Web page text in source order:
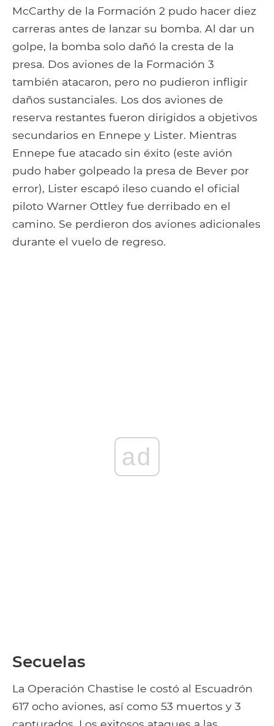
McCarthy de la Formación 2 pudo hacer diez
carreras antes de lanzar su bomba. Al dar un
golpe, la bomba solo dañó la cresta de la
presa. Dos aviones de la Formación 3
también atacaron, pero no pudieron infligir
daños sustanciales. Los dos aviones de
reserva restantes fueron dirigidos a objetivos
secundarios en Ennepe y Lister. Mientras
Ennepe fue atacado sin éxito (este avión
pudo haber golpeado la presa de Bever por
error), Lister escapó ileso cuando el oficial
piloto Warner Ottley fue derribado en el
camino. Se perdieron dos aviones adicionales
durante el vuelo de regreso.
ad
Secuelas
La Operación Chastise le costó al Escuadrón
617 ocho aviones, así como 53 muertos y 3